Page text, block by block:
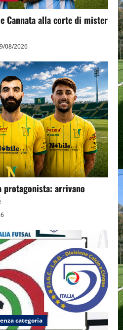
Cannata alla corte di mister
08/2026
protagonista: arrivano
categoria